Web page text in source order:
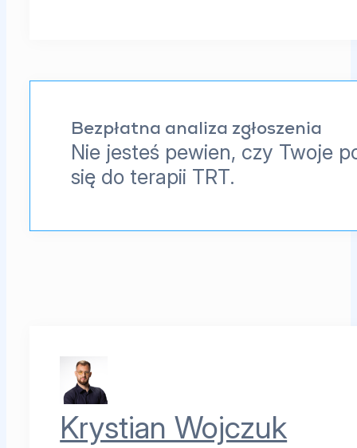
Bezpłatna analiza zgłoszenia
Nie jesteś pewien, czy Twoje
się do terapii TRT.
Krystian Wojczuk